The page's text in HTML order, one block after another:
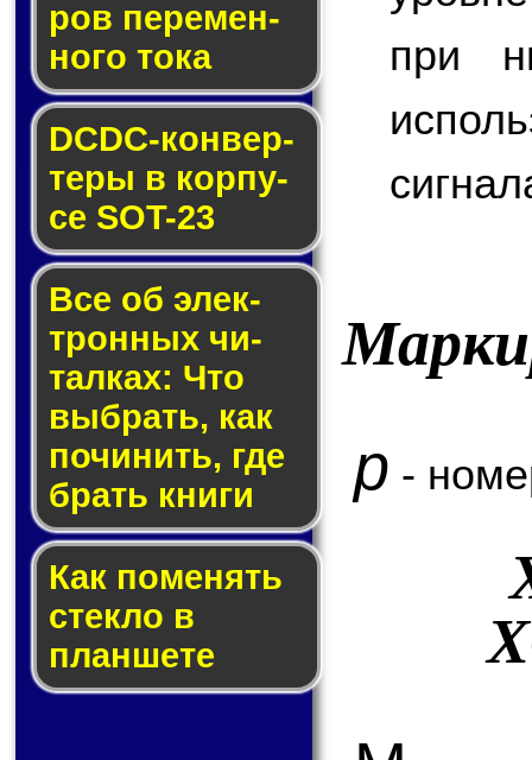
ров пе­ре­мен­
но­го то­ка
DCDC-кон­вер­
те­ры в кор­пу­
се SOT-23
Все об элек­
трон­ных чи­
тал­ках: Что
выб­рать, как
по­чи­нить, где
брать кни­ги
Как по­ме­нять
стек­ло в
планшете
при
p -